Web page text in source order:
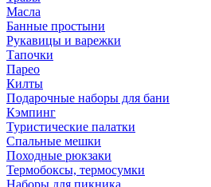
Масла
Банные простыни
Рукавицы и варежки
Тапочки
Парео
Килты
Подарочные наборы для бани
Кэмпинг
Туристические палатки
Спальные мешки
Походные рюкзаки
Термобоксы, термосумки
Наборы для пикника